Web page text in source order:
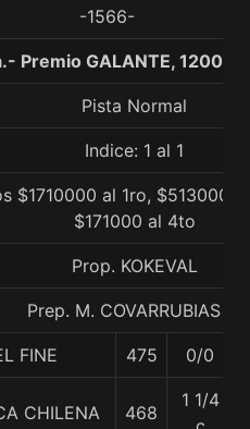
-1566-
Premio GALANTE, 1200
Pista Normal
Indice: 1 al 1
$1710000 al 1ro, $513000
$171000 al 4to
Prop. KOKEVAL
Prep. M. COVARRUBIAS E.
FINE 475 0/0
CHILENA 468
1 1/4